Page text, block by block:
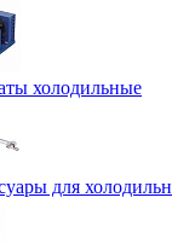
холодильные
для